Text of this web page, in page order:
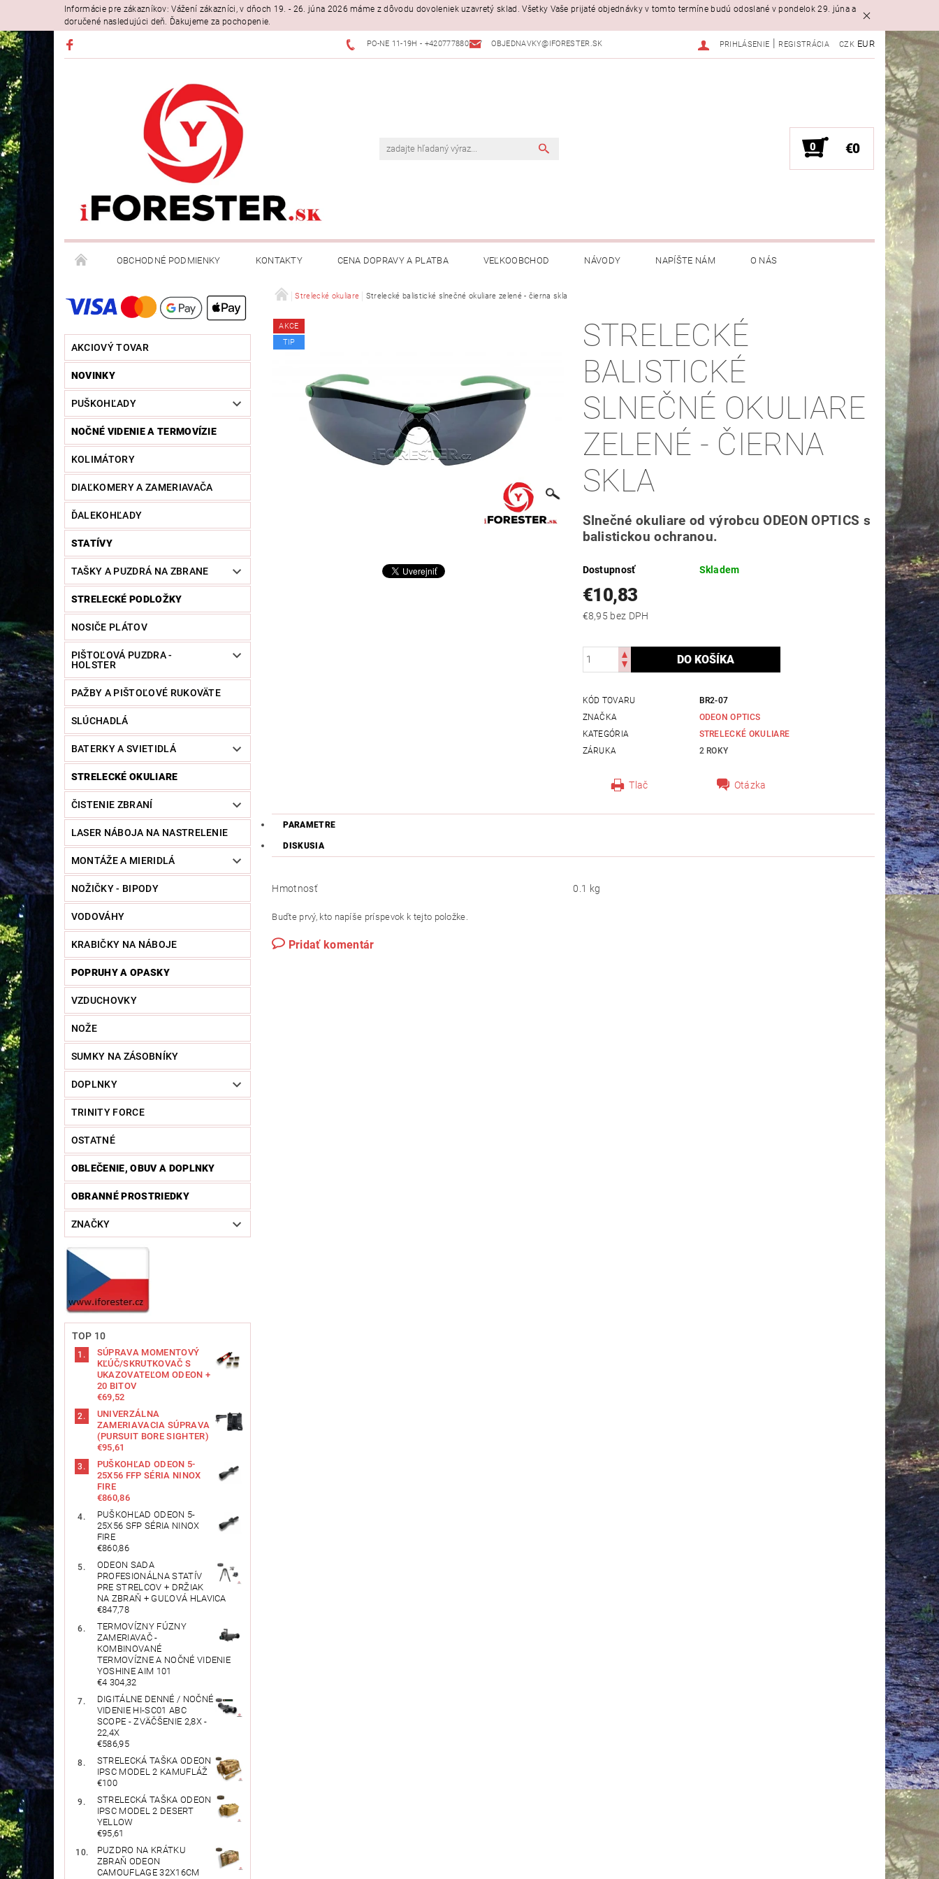
Informácie pre zákazníkov: Vážení zákazníci, v dňoch 19. - 26. júna 2026 máme z dôvodu dovoleniek uzavretý sklad. Všetky Vaše prijaté objednávky v tomto termíne budú odoslané v pondelok 29. júna a
doručené nasledujúci deň. Ďakujeme za pochopenie.
PO-NE 11-19H - +420777880397 OBJEDNAVKY@IFORESTER.SK CZK EUR
PRIHLÁSENIE REGISTRÁCIA
0 €0
OBCHODNÉ PODMIENKY KONTAKTY CENA DOPRAVY A PLATBA VEĽKOOBCHOD NÁVODY NAPÍŠTE NÁM O NÁS
AKCIOVÝ TOVAR
NOVINKY
PUŠKOHĽADY
NOČNÉ VIDENIE A TERMOVÍZIE
KOLIMÁTORY
DIAĽKOMERY A ZAMERIAVAČA
ĎALEKOHĽADY
STATÍVY
TAŠKY A PUZDRÁ NA ZBRANE
STRELECKÉ PODLOŽKY
NOSIČE PLÁTOV
PIŠTOĽOVÁ PUZDRA -
HOLSTER
PAŽBY A PIŠTOĽOVÉ RUKOVÄTE
SLÚCHADLÁ
BATERKY A SVIETIDLÁ
STRELECKÉ OKULIARE
ČISTENIE ZBRANÍ
LASER NÁBOJA NA NASTRELENIE
MONTÁŽE A MIERIDLÁ
NOŽIČKY - BIPODY
VODOVÁHY
KRABIČKY NA NÁBOJE
POPRUHY A OPASKY
VZDUCHOVKY
NOŽE
SUMKY NA ZÁSOBNÍKY
DOPLNKY
TRINITY FORCE
OSTATNÉ
OBLEČENIE, OBUV A DOPLNKY
OBRANNÉ PROSTRIEDKY
ZNAČKY
TOP 10
SÚPRAVA MOMENTOVÝ
KĽÚČ/SKRUTKOVAČ S
UKAZOVATEĽOM ODEON +
20 BITOV
€69,52
UNIVERZÁLNA
ZAMERIAVACIA SÚPRAVA
(PURSUIT BORE SIGHTER)
€95,61
PUŠKOHĽAD ODEON 5-
25X56 FFP SÉRIA NINOX
FIRE
€860,86
PUŠKOHĽAD ODEON 5-
25X56 SFP SÉRIA NINOX
FIRE
€860,86
ODEON SADA
PROFESIONÁLNA STATÍV
PRE STRELCOV + DRŽIAK
NA ZBRAŇ + GUĽOVÁ HLAVICA
€847,78
TERMOVÍZNY FÚZNY
ZAMERIAVAČ -
KOMBINOVANÉ
TERMOVÍZNE A NOČNÉ VIDENIE
YOSHINE AIM 101
€4 304,32
DIGITÁLNE DENNÉ / NOČNÉ
VIDENIE HI-SC01 ABC
SCOPE - ZVÄČŠENIE 2,8X -
22,4X
€586,95
STRELECKÁ TAŠKA ODEON
IPSC MODEL 2 KAMUFLÁŽ
€100
STRELECKÁ TAŠKA ODEON
IPSC MODEL 2 DESERT
YELLOW
€95,61
PUZDRO NA KRÁTKU
ZBRAŇ ODEON
CAMOUFLAGE 32X16CM
Strelecké okuliare Strelecké balistické slnečné okuliare zelené - čierna skla
AKCE
TIP
STRELECKÉ
BALISTICKÉ
SLNEČNÉ OKULIARE
ZELENÉ - ČIERNA
SKLA
Slnečné okuliare od výrobcu ODEON OPTICS s
balistickou ochranou.
Dostupnosť Skladem
€10,83
€8,95 bez DPH
KÓD TOVARU
BR2-07
ZNAČKA
ODEON OPTICS
KATEGÓRIA
STRELECKÉ OKULIARE
ZÁRUKA
2 ROKY
Tlač Otázka
PARAMETRE
DISKUSIA
Hmotnosť 0.1 kg
Buďte prvý, kto napíše príspevok k tejto položke.
Pridať komentár